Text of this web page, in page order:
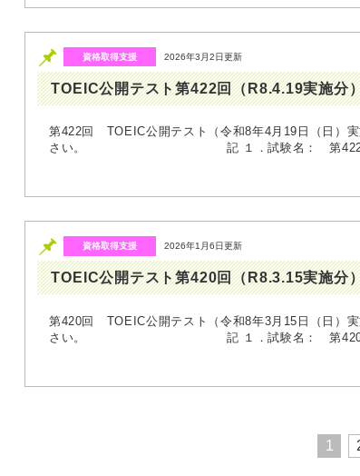
資格取得支援 2026年3月2日更新
TOEIC公開テスト第422回（R8.4.19実施分
第422回 TOEIC公開テスト（令和8年4月19日（日）
さい。 記 １．試験名： 第422回「
資格取得支援 2026年1月6日更新
TOEIC公開テスト第420回（R8.3.15実施分
第420回 TOEIC公開テスト（令和8年3月15日（日）
さい。 記 １．試験名： 第420回「
1